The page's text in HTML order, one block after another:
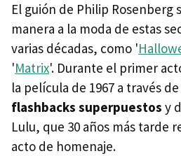
El guión de Philip Rosenberg
manera a la moda de estas
varias décadas, como '
'Matrix'. Durante el primer
la película de 1967 a través de
flashbacks superpuestos y
Lulu, que 30 años más tarde
acto de homenaje.